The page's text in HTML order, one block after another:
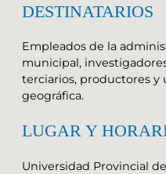
DESTINATARIOS
Empleados de la
municipal,
terciarios, productores y
geográfica.
LUGAR Y
Universidad Provincial